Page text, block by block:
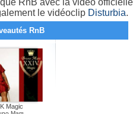
RnB avec la vidéo officielle
le vidéoclip Disturbia.
RnB
Magic